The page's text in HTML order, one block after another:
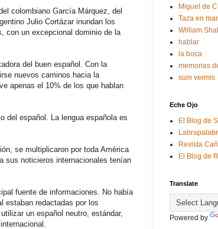
colombiano García Márquez, del
Julio Cortázar inundan los
con un excepcional dominio de la
del buen español. Con la
nuevos caminos hacia la
apenas el 10% de los que hablan
del español. La lengua española es
se multiplicaron por toda América
sus noticieros internacionales tenían
fuente de informaciones. No había
estaban redactadas por los
un español neutro, estándar,
Miguel de
Taza en
William
hablar
la boca
memorias
sum vermis
Eche Ojo
El Blog de
Revista
El Blog de
Translate
Powered by